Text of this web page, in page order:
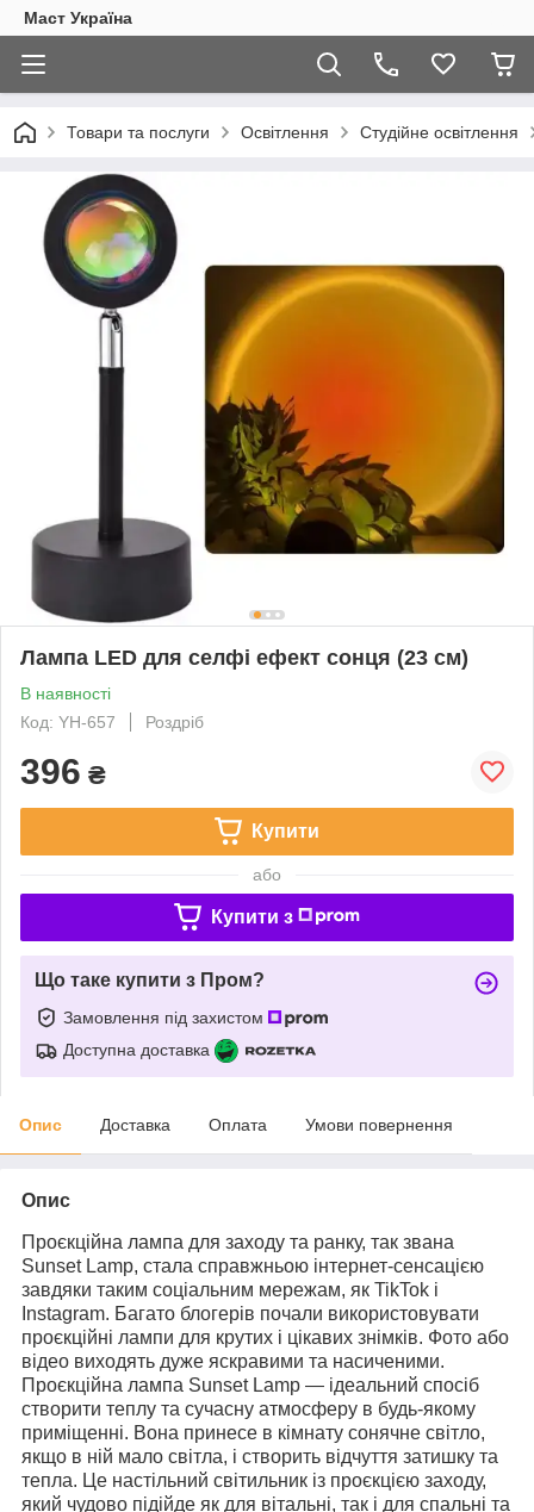
Маст Україна
Товари та послуги Освітлення Студійне освітлення
Лампа LED для селфі ефект сонця (23 см)
В наявності
Код: YH-657
Роздріб
396 ₴
Купити
або
Купити з
Що таке купити з Пром?
Замовлення під захистом
Доступна доставка
Опис Доставка Оплата Умови повернення
Опис
Проєкційна лампа для заходу та ранку, так звана
Sunset Lamp, стала справжньою інтернет-сенсацією
завдяки таким соціальним мережам, як TikTok і
Instagram. Багато блогерів почали використовувати
проєкційні лампи для крутих і цікавих знімків. Фото або
відео виходять дуже яскравими та насиченими.
Проєкційна лампа Sunset Lamp — ідеальний спосіб
створити теплу та сучасну атмосферу в будь-якому
приміщенні. Вона принесе в кімнату сонячне світло,
якщо в ній мало світла, і створить відчуття затишку та
тепла. Це настільний світильник із проєкцією заходу,
який чудово підійде як для вітальні, так і для спальні та